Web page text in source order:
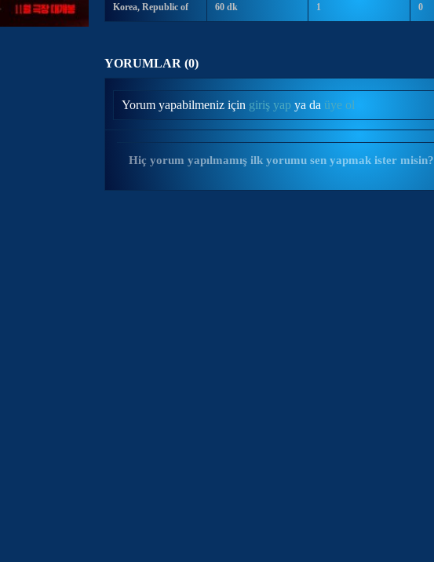
Korea, Republic of 60 dk 1 0
YORUMLAR (0)
Yorum yapabilmeniz için giriş yap ya da üye ol
Hiç yorum yapılmamış ilk yorumu sen yapmak ister misin?